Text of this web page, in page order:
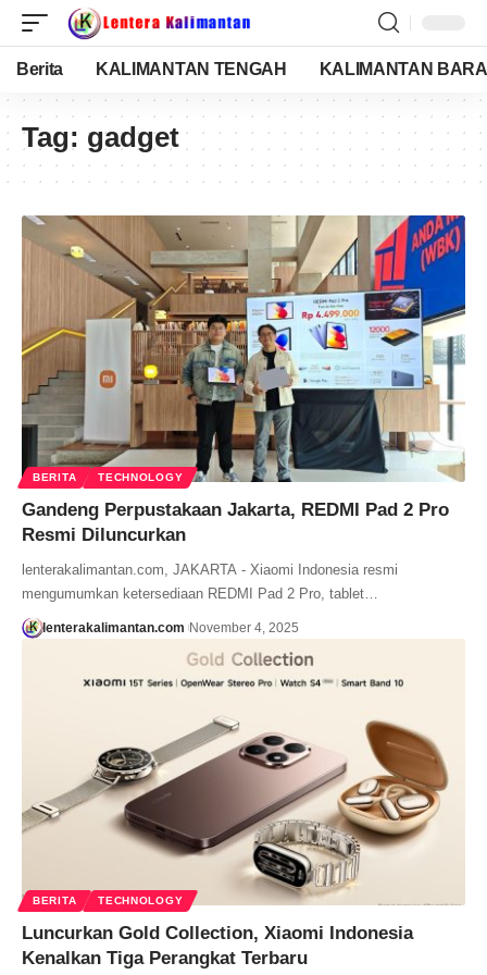
Berita KALIMANTAN TENGAH KALIMANTAN
Tag: gadget
BERITA TECHNOLOGY
Gandeng Perpustakaan Jakarta, REDMI Pad 2 Pro
Resmi Diluncurkan
lenterakalimantan.com, JAKARTA - Xiaomi Indonesia resmi
mengumumkan ketersediaan REDMI Pad 2 Pro, tablet…
lenterakalimantan.com November 4, 2025
BERITA TECHNOLOGY
Luncurkan Gold Collection, Xiaomi Indonesia
Kenalkan Tiga Perangkat Terbaru